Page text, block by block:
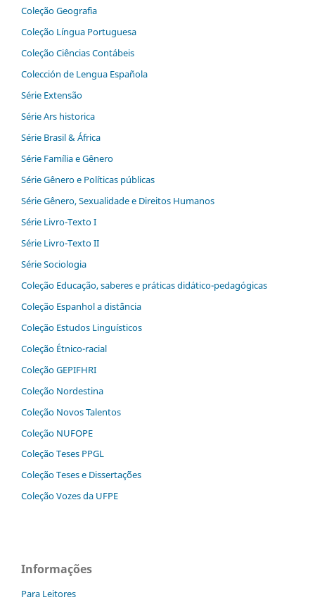
Coleção Geografia
Coleção Língua Portuguesa
Coleção Ciências Contábeis
Colección de Lengua Española
Série Extensão
Série Ars historica
Série Brasil & África
Série Família e Gênero
Série Gênero e Políticas públicas
Série Gênero, Sexualidade e Direitos Humanos
Série Livro-Texto I
Série Livro-Texto II
Série Sociologia
Coleção Educação, saberes e práticas didático-pedagógicas
Coleção Espanhol a distˆância
Coleção Estudos Linguísticos
Coleção Étnico-racial
Coleção GEPIFHRI
Coleção Nordestina
Coleção Novos Talentos
Coleção NUFOPE
Coleção Teses PPGL
Coleção Teses e Dissertaç˜ões
Coleção Vozes da UFPE
Informações
Para Leitores